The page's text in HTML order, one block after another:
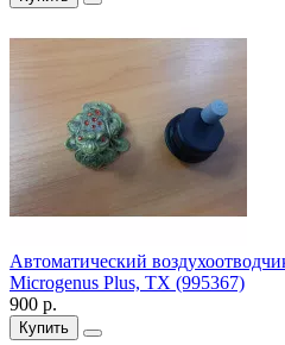
Автоматический
Microgenus Plus, TX (995367)
900 р.
Купить